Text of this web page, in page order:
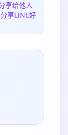
享给他人
享LINE好